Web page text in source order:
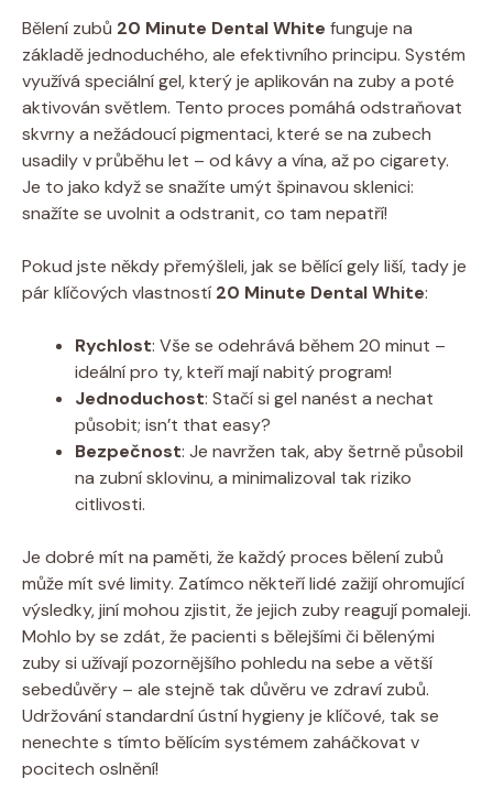
Bělení zubů 20 Minute Dental White funguje na
základě jednoduchého, ale efektivního principu. Systém
využívá speciální gel, který je aplikován na zuby a poté
aktivován světlem. Tento proces pomáhá odstraňovat
skvrny a nežádoucí pigmentaci, které se na zubech
usadily v průběhu let – od kávy a vína, až po cigarety.
Je to jako když se snažíte umýt špinavou sklenici:
snažíte se uvolnit a odstranit, co tam nepatří!
Pokud jste někdy přemýšleli, jak se bělící gely liší, tady je
pár klíčových vlastností 20 Minute Dental White:
Rychlost: Vše se odehrává během 20 minut –
ideální pro ty, kteří mají nabitý program!
Jednoduchost: Stačí si gel nanést a nechat
působit; isn’t that easy?
Bezpečnost: Je navržen tak, aby šetrně působil
na zubní sklovinu, a minimalizoval tak riziko
citlivosti.
Je dobré mít na paměti, že každý proces bělení zubů
může mít své limity. Zatímco někteří lidé zažijí ohromující
výsledky, jiní mohou zjistit, že jejich zuby reagují pomaleji.
Mohlo by se zdát, že pacienti s bělejšími či bělenými
zuby si užívají pozornějšího pohledu na sebe a větší
sebedůvěry – ale stejně tak důvěru ve zdraví zubů.
Udržování standardní ústní hygieny je klíčové, tak se
nenechte s tímto bělícím systémem zaháčkovat v
pocitech oslnění!